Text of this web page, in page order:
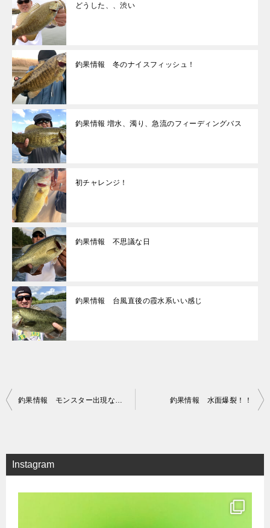
どうした、、渋い
釣果情報 冬のナイスフィッシュ！
釣果情報 増水、濁り、急流のフィーディングバス
初チャレンジ！
釣果情報 不思議な日
釣果情報 台風直後の霞水系いい感じ
投
ビ
ゲ
釣果情報 モンスター出現なるか！？ 釣果情報 水面爆裂！！
Instagram